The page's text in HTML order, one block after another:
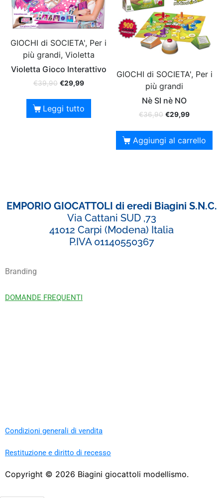
GIOCHI di SOCIETA', Per i
più grandi, Violetta
Violetta Gioco Interattivo
€39,90 €29,99
Leggi tutto
GIOCHI di SOCIETA', Per i
più grandi
Nè SI nè NO
€36,90 €29,99
Aggiungi al carrello
EMPORIO GIOCATTOLI di eredi Biagini S.N.C.
Via Cattani SUD ,73
41012 Carpi (Modena) Italia
P.IVA 01140550367
Branding
DOMANDE FREQUENTI
Condizioni generali di vendita
Restituzione e diritto di recesso
Copyright © 2026 Biagini giocattoli modellismo.